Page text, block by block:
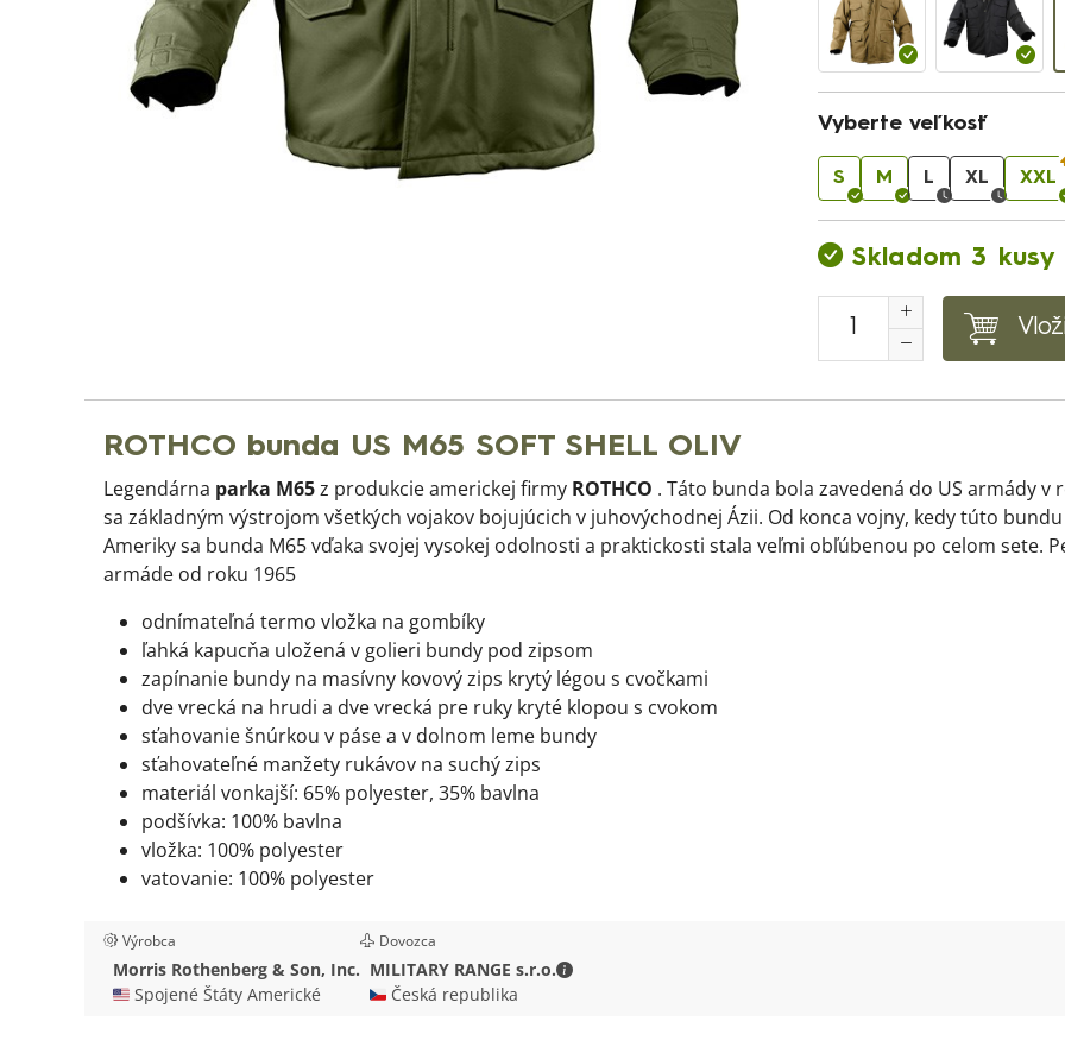
Vyberte veľkosť
S M L XL XXL
Skladom 3 kusy
ROTHCO bunda US M65 SOFT SHELL OLIV
Legendárna parka M65z produkcie americkej firmy ROTHCO . Táto bunda bola zavedená do US armády
sa základným výstrojom všetkých vojakov bojujúcich v juhovýchodnej Ázii. Od konca vojny, kedy túto
Ameriky sa bunda M65 vďaka svojej vysokej odolnosti a praktickosti stala veľmi obľúbenou po celom sete.
armáde od roku 1965
odnímateľná termo vložka na gombíky
ľahká kapucňa uložená v golieri bundy pod zipsom
zapínanie bundy na masívny kovový zips krytý légou s cvočkami
dve vrecká na hrudi a dve vrecká pre ruky kryté klopou s cvokom
sťahovanie šnúrkou v páse a v dolnom leme bundy
sťahovateľné manžety rukávov na suchý zips
materiál vonkajší: 65% polyester, 35% bavlna
podšívka: 100% bavlna
vložka: 100% polyester
vatovanie: 100% polyester
Výrobca
Morris Rothenberg & Son, Inc.
🇺🇸 Spojené Štáty Americké
Dovozca
MILITARY RANGE s.r.o.
MILITARY RANGE s.r.o. - Kontaktné údaje
🇨🇿 Česká republika